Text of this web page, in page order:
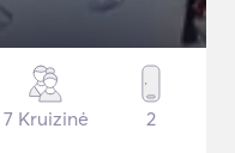
7 Kruizinė 2